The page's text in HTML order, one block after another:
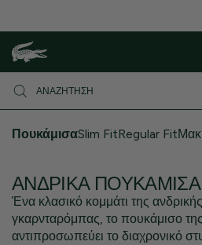
ΠουκάμισαSlim FitRegular Fit
ΑΝΔΡΙΚΆ ΠΟΥΚΆΜΙΣΑ
Ένα κλασικό κομμάτι της ανδρικής
γκαρνταρόμπας, το πουκάμισο
αντιπροσωπεύει το διαχρονικό